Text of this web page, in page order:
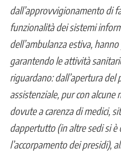
dall’approvvigionamento di
funzionalità dei sistemi
dell’ambulanza estiva,
garantendo le attività
riguardano: dall’apertura
assistenziale, pur con alcune
dovute a carenza di medici,
dappertutto (in altre sedi si è
l’accorpamento dei presidi),